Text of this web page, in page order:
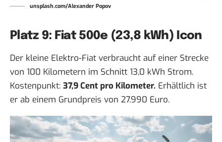
unsplash.com/Alexander Popov
Platz 9: Fiat 500e (23,8 kWh) Icon
Der kleine Elektro-Fiat verbraucht auf einer Strecke
von 100 Kilometern im Schnitt 13,0 kWh Strom.
Kostenpunkt: 37,9 Cent pro Kilometer. Erhältlich ist
er ab einem Grundpreis von 27.990 Euro.